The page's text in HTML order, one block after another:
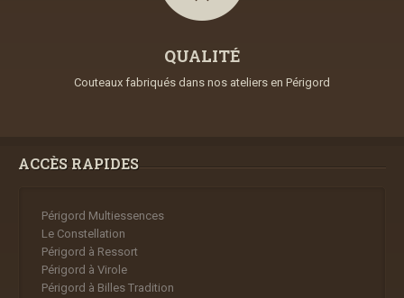
QUALITÉ
Couteaux fabriqués dans nos ateliers en Périgord
ACCÈS RAPIDES
Périgord Multiessences
Le Constellation
Périgord à Ressort
Périgord à Virole
Périgord à Billes Tradition